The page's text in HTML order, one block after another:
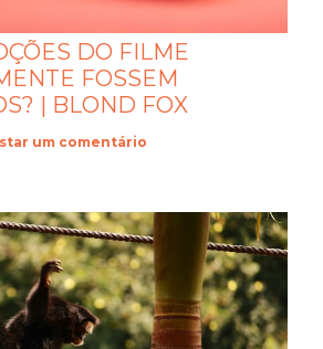
DO FILME
FOSSEM
| BLOND FOX
um comentário